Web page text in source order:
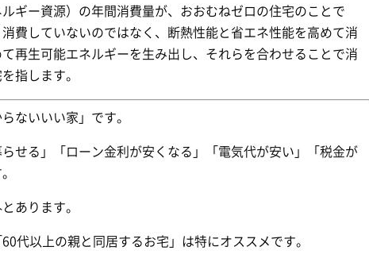
ギー資源）の年間消費量が、おおむねゼロの住宅のことで
費していないのではなく、断熱性能と省エネ性能を高めて消
再生可能エネルギーを生み出し、それらを合わせることで消
指します。
ないいい家」です。
せる」「ローン金利が安くなる」「電気代が安い」「税金が
あります。
代以上の親と同居するお宅」は特にオススメです。